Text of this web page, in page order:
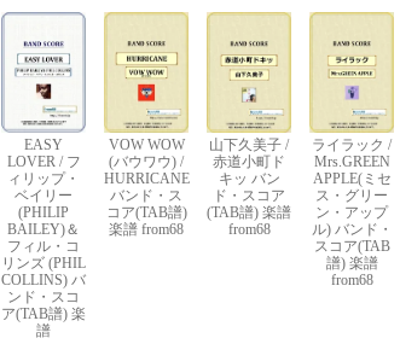
EASY
LOVER / フ
ィリップ・
ベイリー
(PHILIP
BAILEY)＆
フィル・コ
リンズ (PHIL
COLLINS) バ
ンド・スコ
ア(TAB譜) 楽
譜
VOW WOW
(バウワウ) /
HURRICANE
バンド・ス
コア(TAB譜)
楽譜 from68
山下久美子 /
赤道小町ド
キッ バン
ド・スコア
(TAB譜) 楽譜
from68
ライラック /
Mrs.GREEN
APPLE(ミセ
ス・グリー
ン・アップ
ル) バンド・
スコア(TAB
譜) 楽譜
from68